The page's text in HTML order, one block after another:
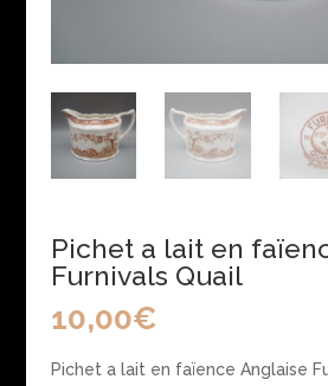
Pichet a lait en
Furnivals Quail
10,00€
Pichet a lait en faïence Anglaise